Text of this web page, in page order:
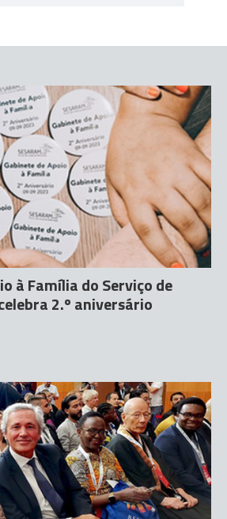
à Família do Serviço de
2.º aniversário